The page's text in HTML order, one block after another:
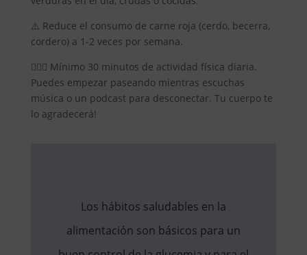
⚠️ Reduce el consumo de carne roja (cerdo, becerra,
cordero) a 1-2 veces por semana.
🚶🏼‍♀️ Mínimo 30 minutos de actividad física diaria.
Puedes empezar paseando mientras escuchas
música o un podcast para desconectar. Tu cuerpo te
lo agradecerá!
Los hábitos saludables en la
alimentación son básicos para un